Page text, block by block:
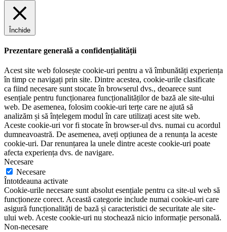
Închide
Prezentare generală a confidențialității
Acest site web folosește cookie-uri pentru a vă îmbunătăți experiența
în timp ce navigați prin site. Dintre acestea, cookie-urile clasificate
ca fiind necesare sunt stocate în browserul dvs., deoarece sunt
esențiale pentru funcționarea funcționalităților de bază ale site-ului
web. De asemenea, folosim cookie-uri terțe care ne ajută să
analizăm și să înțelegem modul în care utilizați acest site web.
Aceste cookie-uri vor fi stocate în browser-ul dvs. numai cu acordul
dumneavoastră. De asemenea, aveți opțiunea de a renunța la aceste
cookie-uri. Dar renunțarea la unele dintre aceste cookie-uri poate
afecta experiența dvs. de navigare.
Necesare
Necesare
Întotdeauna activate
Cookie-urile necesare sunt absolut esențiale pentru ca site-ul web să
funcționeze corect. Această categorie include numai cookie-uri care
asigură funcționalități de bază și caracteristici de securitate ale site-
ului web. Aceste cookie-uri nu stochează nicio informație personală.
Non-necesare